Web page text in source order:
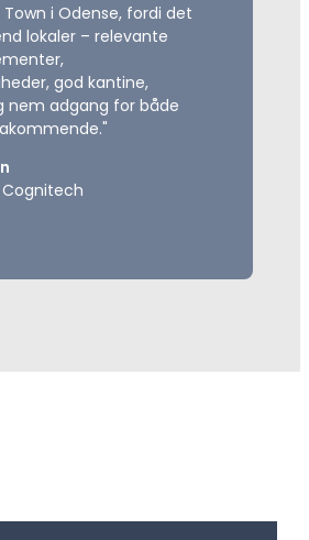
i Odense, fordi det
lokaler – relevante
god kantine,
nem adgang for både
Cognitech